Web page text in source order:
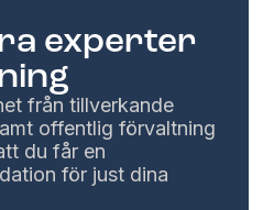
experter
från tillverkande
offentlig förvaltning
du får en
för just dina